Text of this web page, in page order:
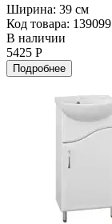
Ширина: 39 см
Код товара: 139099
В наличии
5425 Р
Подробнее